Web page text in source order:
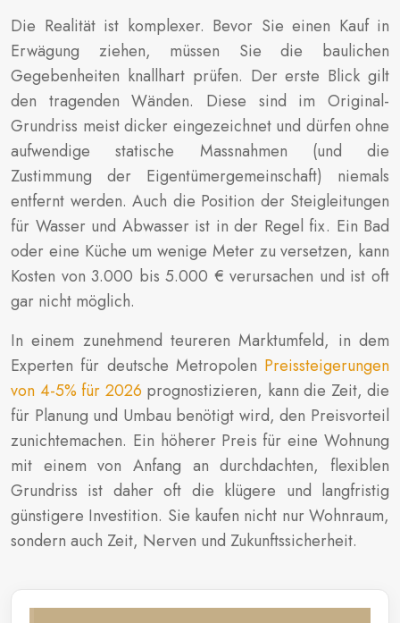
Die Realität ist komplexer. Bevor Sie einen Kauf in
Erwägung ziehen, müssen Sie die baulichen
Gegebenheiten knallhart prüfen. Der erste Blick gilt
den tragenden Wänden. Diese sind im Original-
Grundriss meist dicker eingezeichnet und dürfen ohne
aufwendige statische Massnahmen (und die
Zustimmung der Eigentümergemeinschaft) niemals
entfernt werden. Auch die Position der Steigleitungen
für Wasser und Abwasser ist in der Regel fix. Ein Bad
oder eine Küche um wenige Meter zu versetzen, kann
Kosten von 3.000 bis 5.000 € verursachen und ist oft
gar nicht möglich.
In einem zunehmend teureren Marktumfeld, in dem
Experten für deutsche Metropolen Preissteigerungen
von 4-5% für 2026 prognostizieren, kann die Zeit, die
für Planung und Umbau benötigt wird, den Preisvorteil
zunichtemachen. Ein höherer Preis für eine Wohnung
mit einem von Anfang an durchdachten, flexiblen
Grundriss ist daher oft die klügere und langfristig
günstigere Investition. Sie kaufen nicht nur Wohnraum,
sondern auch Zeit, Nerven und Zukunftssicherheit.